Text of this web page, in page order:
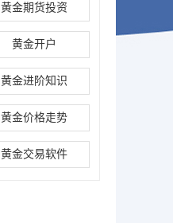
黄金期货投资
黄金开户
黄金进阶知识
黄金价格走势
黄金交易软件